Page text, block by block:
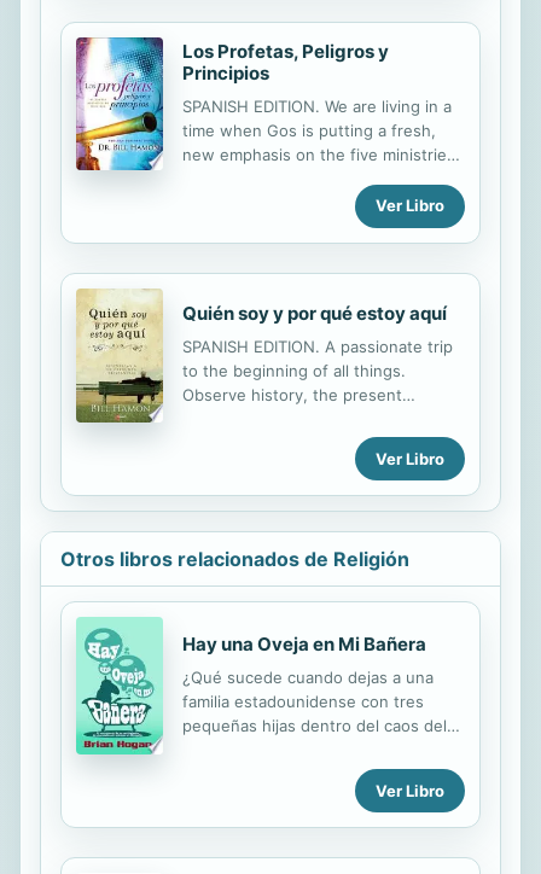
has been leading up to this
magnificent finale.
Los Profetas, Peligros y
Principios
SPANISH EDITION. We are living in a
time when Gos is putting a fresh,
new emphasis on the five ministries
of prophet and apostle. Learn to find
the hidden root of your problems,
and measure prophetic ministry to
the 10 M's. A book that every
Christian leader needs to read.
Ver Libro
Quién soy y por qué estoy aquí
SPANISH EDITION. A passionate trip
to the beginning of all things.
Observe history, the present
embrace you as it fulfills the greatest
desires of your heart. Get
revelations about some of the most
puzzling questions of your life. This
the people of God a better
understanding of the reasons we are
us.
Ver Libro
Otros libros relacionados de Religión
Hay una Oveja en Mi Bañera
¿Qué sucede cuando dejas a una
familia estadounidense con tres
pequeñas hijas dentro del caos del
una oveja en mi bañera narra las
aventuras de la familia Hogan
mientras siguen la guía de Dios en
Ver Libro